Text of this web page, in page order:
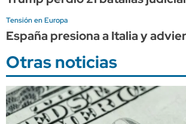
Tensión en Europa
España presiona a Italia y
Otras noticias